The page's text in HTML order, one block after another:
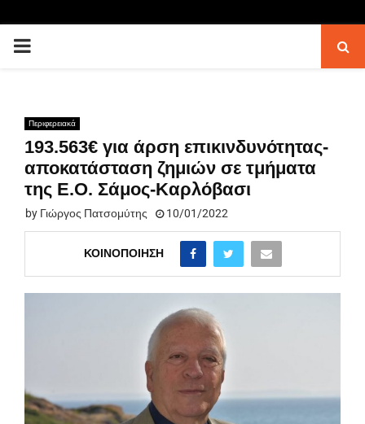
PRIMARY
Περιφερειακά
193.563€ για άρση επικινδυνότητας-
αποκατάσταση ζημιών σε τμήματα
της Ε.Ο. Σάμος-Kαρλόβασι
by Γιώργος Πατσομύτης 10/01/2022
ΚΟΙΝΟΠΟΊΗΣΗ